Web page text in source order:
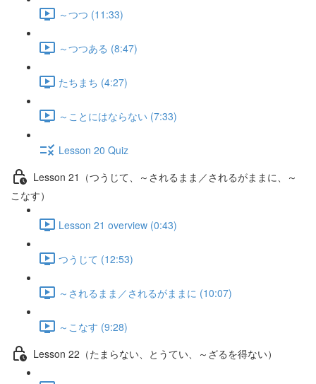
～つつ (11:33)
～つつある (8:47)
たちまち (4:27)
～ことにはならない (7:33)
Lesson 20 Quiz
Lesson 21（つうじて、～されるまま／されるがままに、～
こなす）
Lesson 21 overview (0:43)
つうじて (12:53)
～されるまま／されるがままに (10:07)
～こなす (9:28)
Lesson 22（たまらない、とうてい、～ざるを得ない）